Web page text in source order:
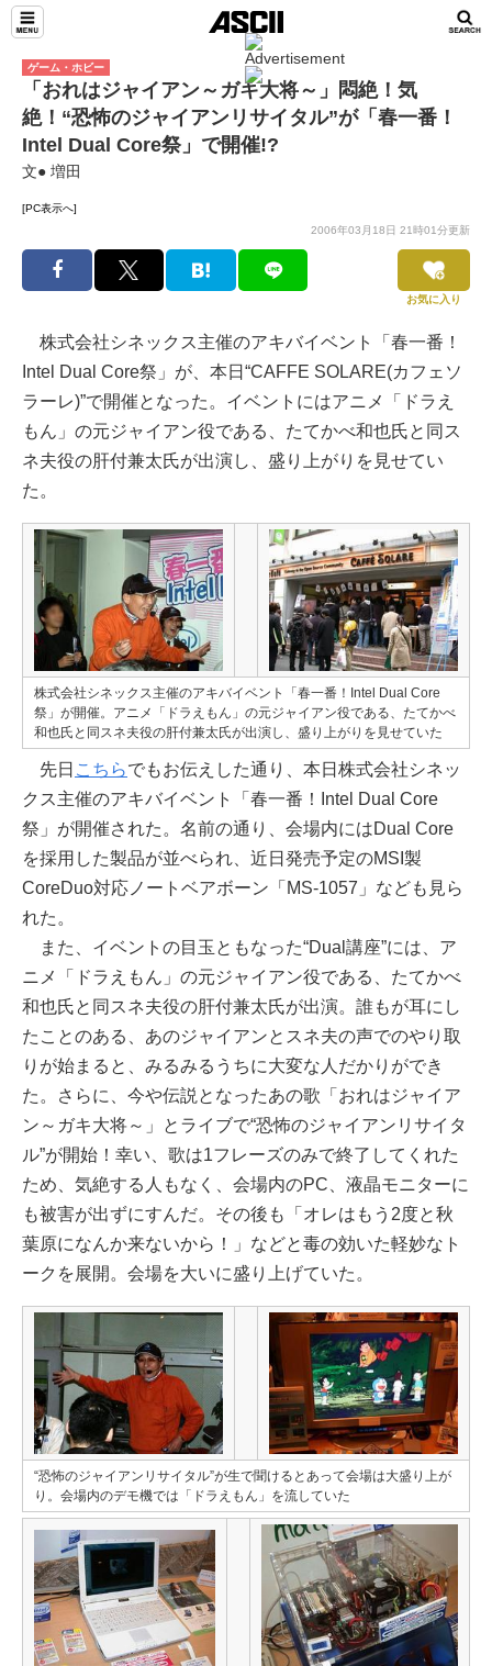
ゲーム・ホビー
「おれはジャイアン～ガキ大将～」悶絶！気
絶！“恐怖のジャイアンリサイタル”が「春一番！
Intel Dual Core祭」で開催!?
文● 増田
[PC表示へ]
2006年03月18日 21時01分更新
お気に入り
株式会社シネックス主催のアキバイベント「春一番！
Intel Dual Core祭」が、本日“CAFFE SOLARE(カフェソ
ラーレ)”で開催となった。イベントにはアニメ「ドラえ
もん」の元ジャイアン役である、たてかべ和也氏と同ス
ネ夫役の肝付兼太氏が出演し、盛り上がりを見せてい
た。
株式会社シネックス主催のアキバイベント「春一番！Intel Dual Core
祭」が開催。アニメ「ドラえもん」の元ジャイアン役である、たてかべ
和也氏と同スネ夫役の肝付兼太氏が出演し、盛り上がりを見せていた
先日 こちらでもお伝えした通り、本日株式会社シネッ
クス主催のアキバイベント「春一番！Intel Dual Core
祭」が開催された。名前の通り、会場内にはDual Core
を採用した製品が並べられ、近日発売予定のMSI製
CoreDuo対応ノートベアボーン「MS-1057」なども見ら
れた。
また、イベントの目玉ともなった“Dual講座”には、ア
ニメ「ドラえもん」の元ジャイアン役である、たてかべ
和也氏と同スネ夫役の肝付兼太氏が出演。誰もが耳にし
たことのある、あのジャイアンとスネ夫の声でのやり取
りが始まると、みるみるうちに大変な人だかりができ
た。さらに、今や伝説となったあの歌「おれはジャイア
ン～ガキ大将～」とライブで“恐怖のジャイアンリサイタ
ル”が開始！幸い、歌は1フレーズのみで終了してくれた
ため、気絶する人もなく、会場内のPC、液晶モニターに
も被害が出ずにすんだ。その後も「オレはもう2度と秋
葉原になんか来ないから！」などと毒の効いた軽妙なト
ークを展開。会場を大いに盛り上げていた。
“恐怖のジャイアンリサイタル”が生で聞けるとあって会場は大盛り上が
り。会場内のデモ機では「ドラえもん」を流していた